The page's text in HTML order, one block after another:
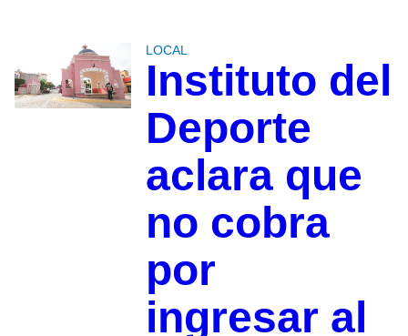
LOCAL
Instituto del
Deporte
aclara que
no cobra
por
ingresar al